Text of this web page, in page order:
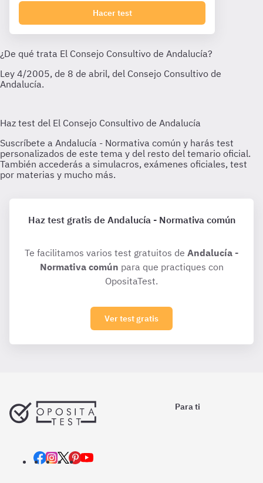
Hacer test
Haz test gratis de Andalucía - Normativa común
Te facilitamos varios test gratuitos de Andalucía -
Normativa común para que practiques con
OpositaTest.
Ver test gratis
Para ti